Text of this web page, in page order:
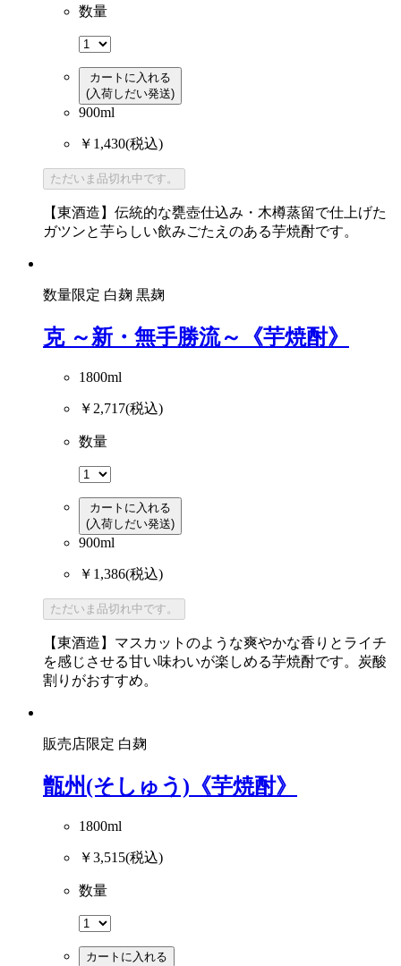
数量
カートに入れる
(入荷しだい発送)
900ml
￥1,430(税込)
ただいま品切れ中です。
【東酒造】伝統的な甕壺仕込み・木樽蒸留で仕上げた
ガツンと芋らしい飲みごたえのある芋焼酎です。
数量限定 白麹 黒麹
克 ～新・無手勝流～《芋焼酎》
1800ml
￥2,717(税込)
数量
カートに入れる
(入荷しだい発送)
900ml
￥1,386(税込)
ただいま品切れ中です。
【東酒造】マスカットのような爽やかな香りとライチ
を感じさせる甘い味わいが楽しめる芋焼酎です。炭酸
割りがおすすめ。
販売店限定 白麹
甑州(そしゅう)《芋焼酎》
1800ml
￥3,515(税込)
数量
カートに入れる